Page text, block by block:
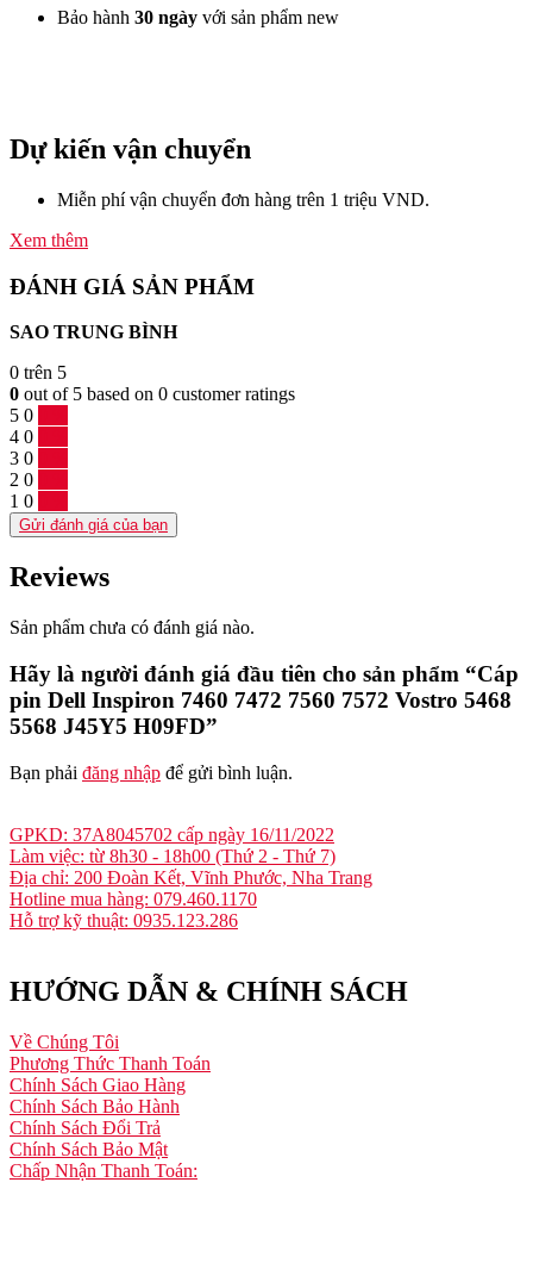
Bảo hành 30 ngày với sản phẩm new
Dự kiến vận chuyển
Miễn phí vận chuyển đơn hàng trên 1 triệu VND.
Xem thêm
ĐÁNH GIÁ SẢN PHẨM
SAO TRUNG BÌNH
0 trên 5
0 out of 5 based on 0 customer ratings
5 0
4 0
3 0
2 0
1 0
Gửi đánh giá của bạn
Reviews
Sản phẩm chưa có đánh giá nào.
Hãy là người đánh giá đầu tiên cho sản phẩm “Cáp
pin Dell Inspiron 7460 7472 7560 7572 Vostro 5468
5568 J45Y5 H09FD”
Bạn phải đăng nhập để gửi bình luận.
GPKD: 37A8045702 cấp ngày 16/11/2022
Làm việc: từ 8h30 - 18h00 (Thứ 2 - Thứ 7)
Địa chỉ: 200 Đoàn Kết, Vĩnh Phước, Nha Trang
Hotline mua hàng: 079.460.1170
Hỗ trợ kỹ thuật: 0935.123.286
HƯỚNG DẪN & CHÍNH SÁCH
Về Chúng Tôi
Phương Thức Thanh Toán
Chính Sách Giao Hàng
Chính Sách Bảo Hành
Chính Sách Đổi Trả
Chính Sách Bảo Mật
Chấp Nhận Thanh Toán: